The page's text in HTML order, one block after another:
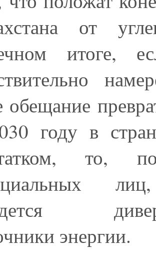
от
итоге,
обещание
году в
то,
энергии.